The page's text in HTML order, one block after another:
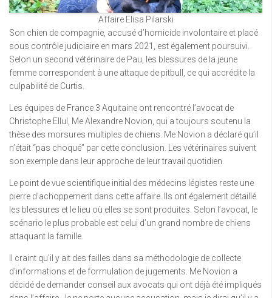
Affaire Elisa Pilarski
Son chien de compagnie, accusé d’homicide involontaire et placé
sous contrôle judiciaire en mars 2021, est également poursuivi.
Selon un second vétérinaire de Pau, les blessures de la jeune
femme correspondent à une attaque de pitbull, ce qui accrédite la
culpabilité de Curtis.
Les équipes de France 3 Aquitaine ont rencontré l’avocat de
Christophe Ellul, Me Alexandre Novion, qui a toujours soutenu la
thèse des morsures multiples de chiens. Me Novion a déclaré qu’il
n’était “pas choqué” par cette conclusion. Les vétérinaires suivent
son exemple dans leur approche de leur travail quotidien.
Le point de vue scientifique initial des médecins légistes reste une
pierre d’achoppement dans cette affaire. Ils ont également détaillé
les blessures et le lieu où elles se sont produites. Selon l’avocat, le
scénario le plus probable est celui d’un grand nombre de chiens
attaquant la famille.
Il craint qu’il y ait des failles dans sa méthodologie de collecte
d’informations et de formulation de jugements. Me Novion a
décidé de demander conseil aux avocats qui ont déjà été impliqués